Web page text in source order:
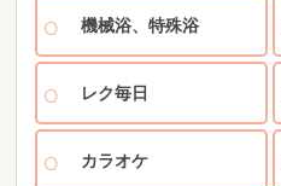
機械浴、特殊浴
レク毎日
カラオケ